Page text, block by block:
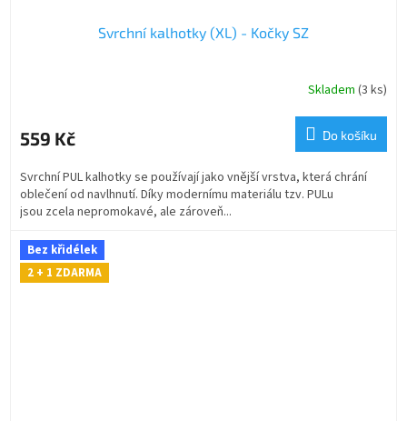
Svrchní kalhotky (XL) - Kočky SZ
Skladem (3 ks)
559 Kč Do košíku
Svrchní PUL kalhotky se používají jako vnější vrstva, která chrání
oblečení od navlhnutí. Díky modernímu materiálu tzv. PULu
jsou zcela nepromokavé, ale zároveň...
Bez křidélek
2 + 1 ZDARMA